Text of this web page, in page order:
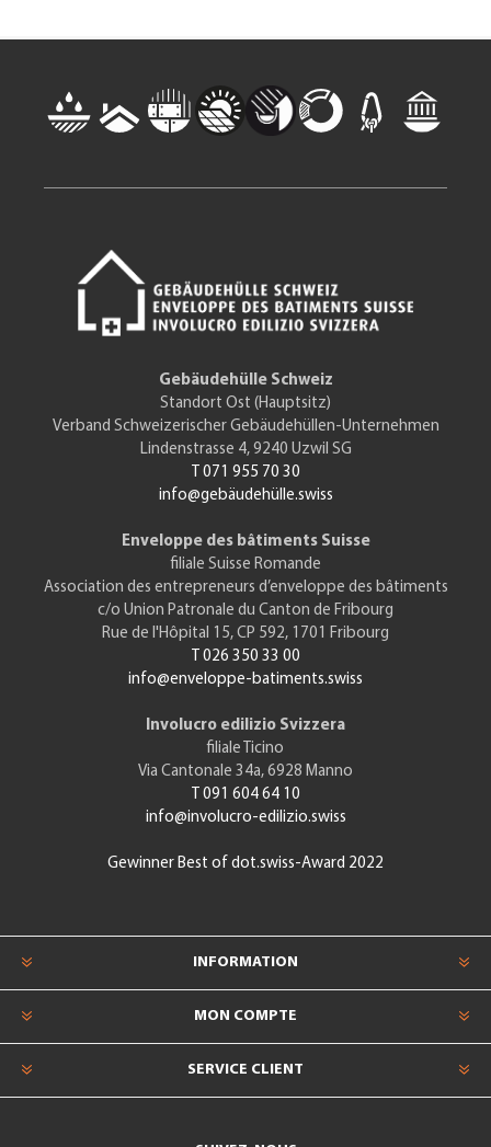
Gebäudehülle Schweiz
Standort Ost (Hauptsitz)
Verband Schweizerischer Gebäudehüllen-Unternehmen
Lindenstrasse 4, 9240 Uzwil SG
T 071 955 70 30
info@gebäudehülle.swiss
Enveloppe des bâtiments Suisse
filiale Suisse Romande
Association des entrepreneurs d’enveloppe des bâtiments
c/o Union Patronale du Canton de Fribourg
Rue de l'Hôpital 15, CP 592, 1701 Fribourg
T 026 350 33 00
info@enveloppe-batiments.swiss
Involucro edilizio Svizzera
filiale Ticino
Via Cantonale 34a, 6928 Manno
T 091 604 64 10
info@involucro-edilizio.swiss
Gewinner Best of dot.swiss-Award 2022
INFORMATION
MON COMPTE
SERVICE CLIENT